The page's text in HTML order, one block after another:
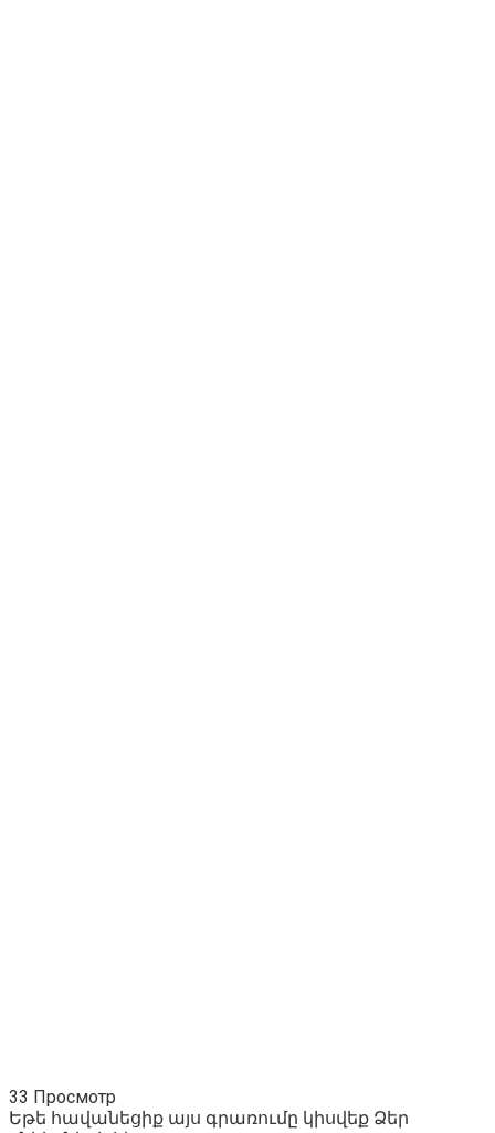
33 Просмотр
Եթե հավանեցիք այս գրառումը կիսվեք Ձեր